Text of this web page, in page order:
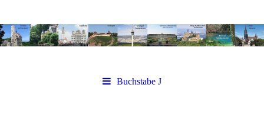
Buchstabe J